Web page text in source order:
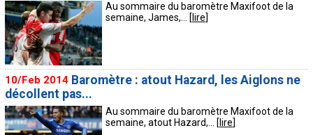
Au sommaire du baromètre Maxifoot de la
semaine, James,... [ lire]
10/Feb 2014 Baromètre : atout Hazard, les Aiglons ne
décollent pas...
Au sommaire du baromètre Maxifoot de la
semaine, atout Hazard,... [ lire]